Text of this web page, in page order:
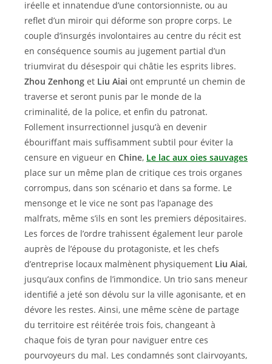
iréelle et innatendue d’une contorsionniste, ou au
reflet d’un miroir qui déforme son propre corps. Le
couple d’insurgés involontaires au centre du récit est
en conséquence soumis au jugement partial d’un
triumvirat du désespoir qui châtie les esprits libres.
Zhou Zenhong et Liu Aiai ont emprunté un chemin de
traverse et seront punis par le monde de la
criminalité, de la police, et enfin du patronat.
Follement insurrectionnel jusqu’à en devenir
ébouriffant mais suffisamment subtil pour éviter la
censure en vigueur en Chine, Le lac aux oies sauvages
place sur un même plan de critique ces trois organes
corrompus, dans son scénario et dans sa forme. Le
mensonge et le vice ne sont pas l’apanage des
malfrats, même s’ils en sont les premiers dépositaires.
Les forces de l’ordre trahissent également leur parole
auprès de l’épouse du protagoniste, et les chefs
d’entreprise locaux malmènent physiquement Liu Aiai,
jusqu’aux confins de l’immondice. Un trio sans meneur
identifié a jeté son dévolu sur la ville agonisante, et en
dévore les restes. Ainsi, une même scène de partage
du territoire est réitérée trois fois, changeant à
chaque fois de tyran pour naviguer entre ces
pourvoyeurs du mal. Les condamnés sont clairvoyants,